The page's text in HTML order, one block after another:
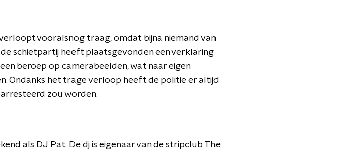
vooralsnog traag, omdat bijna niemand van
schietpartij heeft plaatsgevonden een verklaring
beroep op camerabeelden, wat naar eigen
Ondanks het trage verloop heeft de politie er altijd
zou worden.
als DJ Pat. De dj is eigenaar van de stripclub The